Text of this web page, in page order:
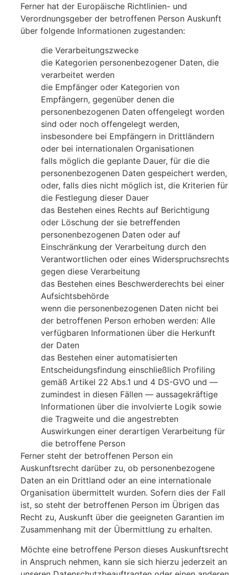
Ferner hat der Europäische Richtlinien- und
Verordnungsgeber der betroffenen Person Auskunft
über folgende Informationen zugestanden:
die Verarbeitungszwecke
die Kategorien personenbezogener Daten, die
verarbeitet werden
die Empfänger oder Kategorien von
Empfängern, gegenüber denen die
personenbezogenen Daten offengelegt worden
sind oder noch offengelegt werden,
insbesondere bei Empfängern in Drittländern
oder bei internationalen Organisationen
falls möglich die geplante Dauer, für die die
personenbezogenen Daten gespeichert werden,
oder, falls dies nicht möglich ist, die Kriterien für
die Festlegung dieser Dauer
das Bestehen eines Rechts auf Berichtigung
oder Löschung der sie betreffenden
personenbezogenen Daten oder auf
Einschränkung der Verarbeitung durch den
Verantwortlichen oder eines Widerspruchsrechts
gegen diese Verarbeitung
das Bestehen eines Beschwerderechts bei einer
Aufsichtsbehörde
wenn die personenbezogenen Daten nicht bei
der betroffenen Person erhoben werden: Alle
verfügbaren Informationen über die Herkunft
der Daten
das Bestehen einer automatisierten
Entscheidungsfindung einschließlich Profiling
gemäß Artikel 22 Abs.1 und 4 DS-GVO und —
zumindest in diesen Fällen — aussagekräftige
Informationen über die involvierte Logik sowie
die Tragweite und die angestrebten
Auswirkungen einer derartigen Verarbeitung für
die betroffene Person
Ferner steht der betroffenen Person ein
Auskunftsrecht darüber zu, ob personenbezogene
Daten an ein Drittland oder an eine internationale
Organisation übermittelt wurden. Sofern dies der Fall
ist, so steht der betroffenen Person im Übrigen das
Recht zu, Auskunft über die geeigneten Garantien im
Zusammenhang mit der Übermittlung zu erhalten.
Möchte eine betroffene Person dieses Auskunftsrecht
in Anspruch nehmen, kann sie sich hierzu jederzeit an